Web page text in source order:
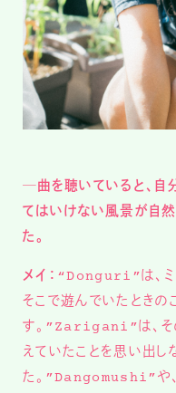
─曲を聴いていると、自
てはいけない風景が自
た。
メイ： “Donguri”は、ミ
そこで遊んでいたときの
す。”Zarigani”は、そ
えていたことを思い出し
た。”Dangomushi”や